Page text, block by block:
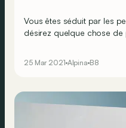
Vous êtes séduit par les
désirez quelque chose de
25 Mar 2021 Alpina B8